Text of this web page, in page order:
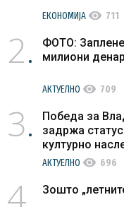
ЕКОНОМИЈА visibility 711
2
ФОТО:
милиони
АКТУЕЛНО visibility 709
3
Победа за
задржа
културно
АКТУЕЛНО visibility 696
4 Зошто